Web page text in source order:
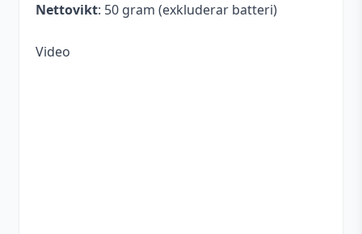
Nettovikt: 50 gram (exkluderar batteri)
Video